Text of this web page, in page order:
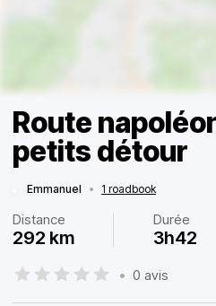
Route
petits détour
Emmanuel • 1 roadbook
Distance
292 km
Durée
3h42
• 0 avis